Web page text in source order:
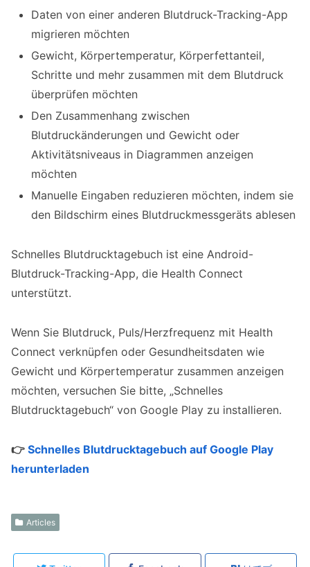
Daten von einer anderen Blutdruck-Tracking-App
migrieren möchten
Gewicht, Körpertemperatur, Körperfettanteil,
Schritte und mehr zusammen mit dem Blutdruck
überprüfen möchten
Den Zusammenhang zwischen
Blutdruckänderungen und Gewicht oder
Aktivitätsniveaus in Diagrammen anzeigen
möchten
Manuelle Eingaben reduzieren möchten, indem sie
den Bildschirm eines Blutdruckmessgeräts ablesen
Schnelles Blutdrucktagebuch ist eine Android-
Blutdruck-Tracking-App, die Health Connect
unterstützt.
Wenn Sie Blutdruck, Puls/Herzfrequenz mit Health
Connect verknüpfen oder Gesundheitsdaten wie
Gewicht und Körpertemperatur zusammen anzeigen
möchten, versuchen Sie bitte, „Schnelles
Blutdrucktagebuch“ von Google Play zu installieren.
👉 Schnelles Blutdrucktagebuch auf Google Play
herunterladen
Articles